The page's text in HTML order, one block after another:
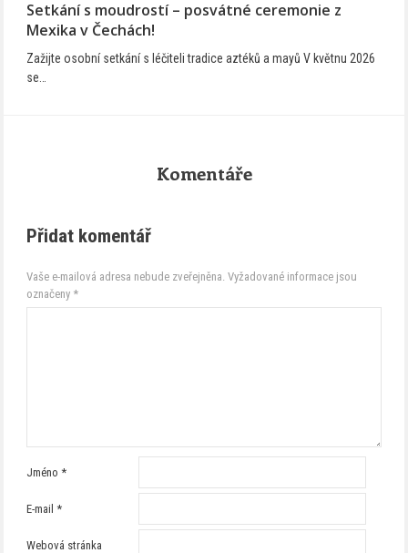
Setkání s moudrostí – posvátné ceremonie z
Mexika v Čechách!
Zažijte osobní setkání s léčiteli tradice aztéků a mayů V květnu 2026
se…
Komentáře
Přidat komentář
Vaše e-mailová adresa nebude zveřejněna. Vyžadované informace jsou
označeny *
Jméno*
E-mail*
Webová stránka